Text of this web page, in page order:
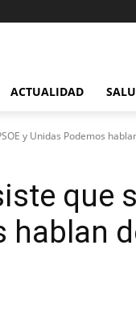
ACTUALIDAD
y Unidas Podemos
que
hablan